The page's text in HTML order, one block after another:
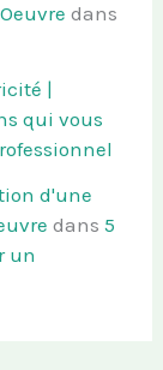
dans
|
qui vous
d'une
dans5
un